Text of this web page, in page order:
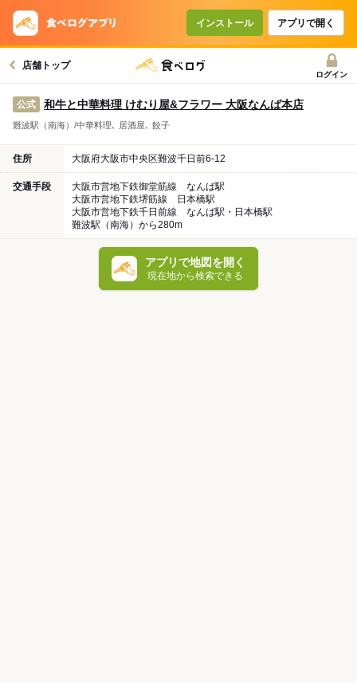
インストール アプリで開く
店舗トップ
ログイン
公式 和牛と中華料理 けむり屋&フラワー 大阪なんば本店
難波駅（南海）/中華料理､ 居酒屋､ 餃子
住所 大阪府大阪市中央区難波千日前6-12
交通手段
大阪市営地下鉄御堂筋線 なんば駅
大阪市営地下鉄堺筋線 日本橋駅
大阪市営地下鉄千日前線 なんば駅・日本橋駅
難波駅（南海）から280m
アプリで地図を開く
現在地から検索できる